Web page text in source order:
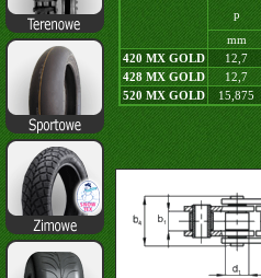
p
mm
420 MX GOLD
12,7
428 MX GOLD
12,7
520 MX GOLD
15,875